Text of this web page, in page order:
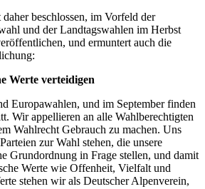
beschlossen, im Vorfeld der
und der Landtagswahlen im Herbst
und ermuntert auch die
Werte verteidigen
Europawahlen, und im September finden
Wir appellieren an alle Wahlberechtigten
Wahlrecht Gebrauch zu machen. Uns
zur Wahl stehen, die unsere
Grundordnung in Frage stellen, und damit
Werte wie Offenheit, Vielfalt und
stehen wir als Deutscher Alpenverein,